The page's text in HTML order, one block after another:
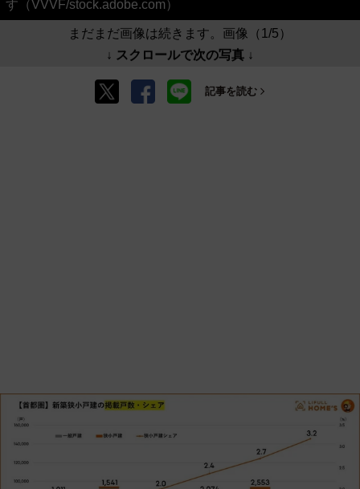
す（VVVF/stock.adobe.com）
まだまだ画像は続きます。画像（1/5）
↓ スクロールで次の写真 ↓
記事を読む